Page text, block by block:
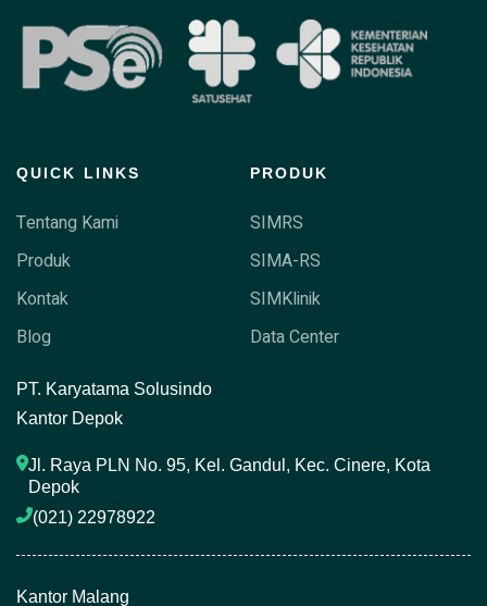
QUICK LINKS
Tentang Kami
Produk
Kontak
Blog
PRODUK
SIMRS
SIMA-RS
SIMKlinik
Data Center
PT. Karyatama Solusindo
Kantor Depok
Jl. Raya PLN No. 95, Kel. Gandul, Kec. Cinere, Kota
Depok
(021) 22978922
Kantor Malang